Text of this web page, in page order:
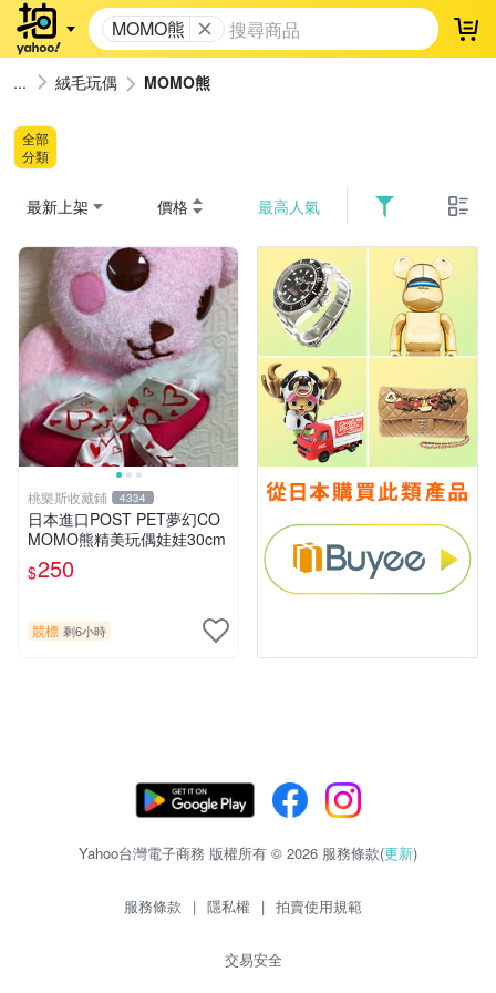
MOMO熊 登
絨毛玩偶 MOMO熊
全部
分類
最新上架 價格 最高人氣
桃樂斯收藏鋪 4334
日本進口POST PET夢幻CO
MOMO熊精美玩偶娃娃30cm
$250
競標 剩6小時
Yahoo台灣電子商務 版權所有 © 2026 服務條款(更新)
服務條款 | 隱私權 | 拍賣使用規範
交易安全